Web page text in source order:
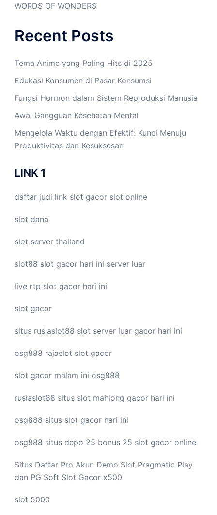
WORDS OF WONDERS
Recent Posts
Tema Anime yang Paling Hits di 2025
Edukasi Konsumen di Pasar Konsumsi
Fungsi Hormon dalam Sistem Reproduksi Manusia
Awal Gangguan Kesehatan Mental
Mengelola Waktu dengan Efektif: Kunci Menuju
Produktivitas dan Kesuksesan
LINK 1
daftar judi link slot gacor slot online
slot dana
slot server thailand
slot88 slot gacor hari ini server luar
live rtp slot gacor hari ini
slot gacor
situs rusiaslot88 slot server luar gacor hari ini
osg888 rajaslot slot gacor
slot gacor malam ini osg888
rusiaslot88 situs slot mahjong gacor hari ini
osg888 situs slot gacor hari ini
osg888 situs depo 25 bonus 25 slot gacor online
Situs Daftar Pro Akun Demo Slot Pragmatic Play
dan PG Soft Slot Gacor x500
slot 5000